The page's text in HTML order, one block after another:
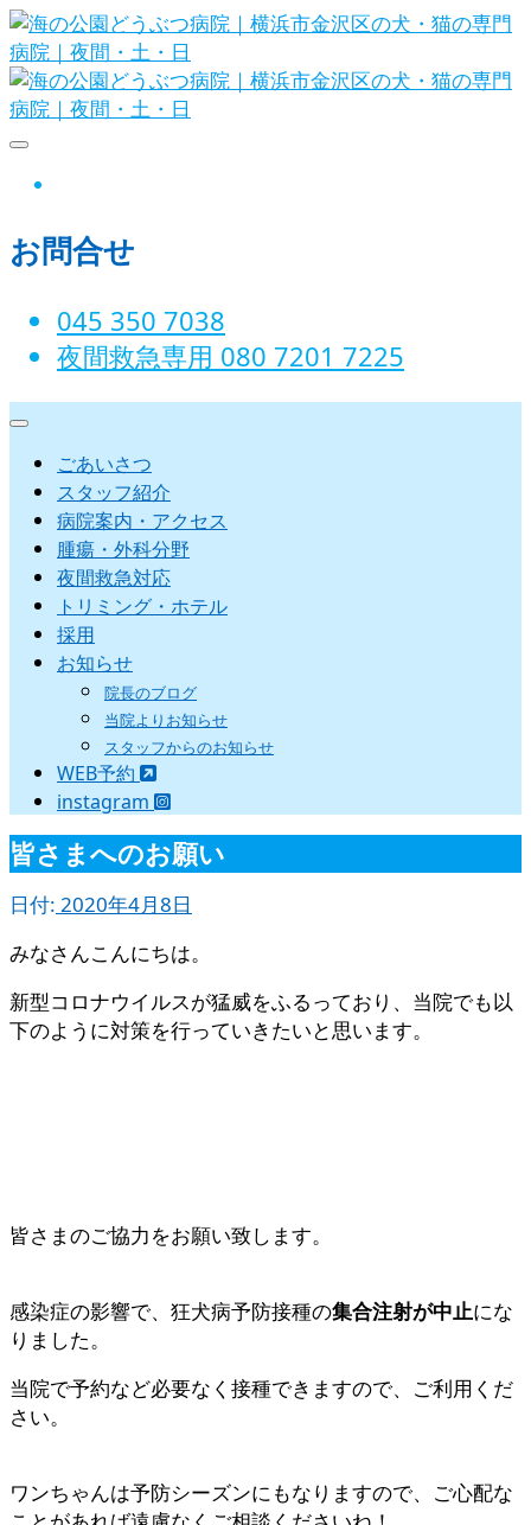
Skip
to
content
日
お問合せ
045 350 7038‬
夜間救急専用 080 7201 7225‬
ごあいさつ
スタッフ紹介
病院案内・アクセス
腫瘍・外科分野
夜間救急対応
トリミング・ホテル
採用
お知らせ
院長のブログ
当院よりお知らせ
スタッフからのお知らせ
WEB予約
instagram
皆さまへのお願い
日付: 2020年4月8日
みなさんこんにちは。
新型コロナウイルスが猛威をふるっており、当院でも以
下のように対策を行っていきたいと思います。
皆さまのご協力をお願い致します。
感染症の影響で、狂犬病予防接種の集合注射が中止にな
りました。
当院で予約など必要なく接種できますので、ご利用くだ
さい。
ワンちゃんは予防シーズンにもなりますので、ご心配な